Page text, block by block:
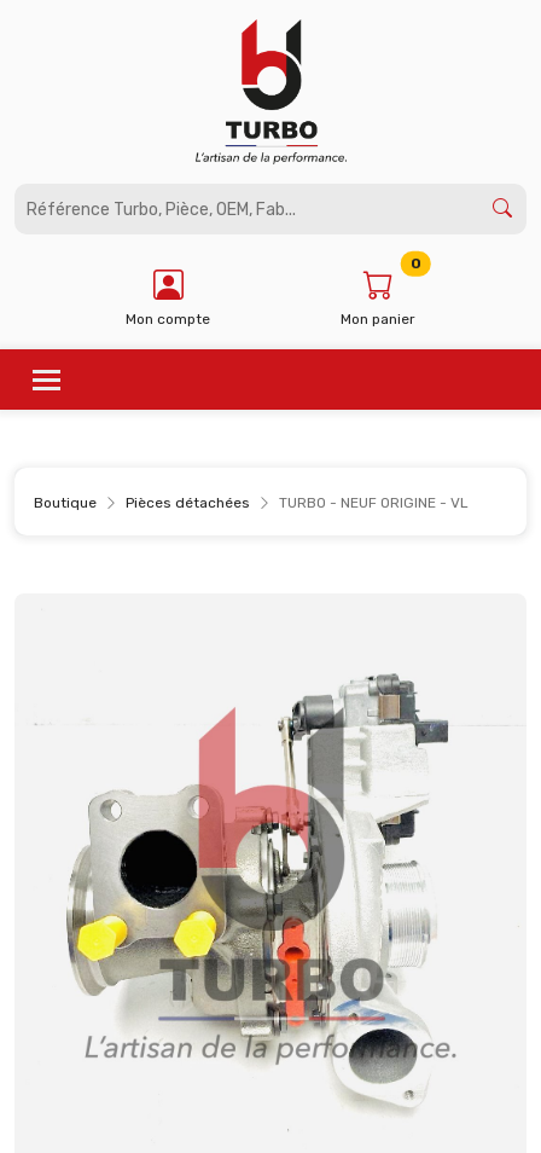
Mon compte Mon panier
0
Boutique Pièces détachées TURBO - NEUF ORIGINE - VL
Panneau de gestion des cookies